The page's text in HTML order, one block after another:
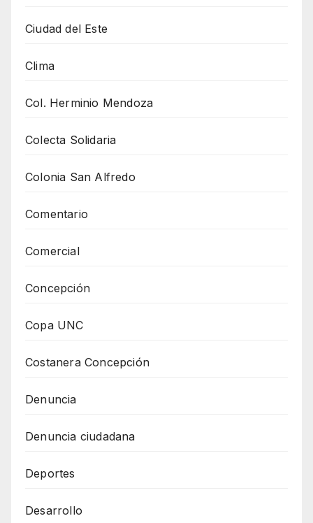
Ciudad del Este
Clima
Col. Herminio Mendoza
Colecta Solidaria
Colonia San Alfredo
Comentario
Comercial
Concepción
Copa UNC
Costanera Concepción
Denuncia
Denuncia ciudadana
Deportes
Desarrollo